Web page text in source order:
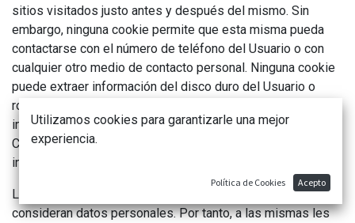
sitios visitados justo antes y después del mismo. Sin
embargo, ninguna cookie permite que esta misma pueda
contactarse con el número de teléfono del Usuario o con
cualquier otro medio de contacto personal. Ninguna cookie
puede extraer información del disco duro del Usuario o
robar información personal. La única manera de que la
información privada del Usuario forme parte del archivo
Cookie es que el usuario dé personalmente esa
información al servidor.
Las cookies que permiten identificar a una persona se
consideran datos personales. Por tanto, a las mismas les
Utilizamos cookies para garantizarle una mejor
experiencia.
Política de Cookies Acepto